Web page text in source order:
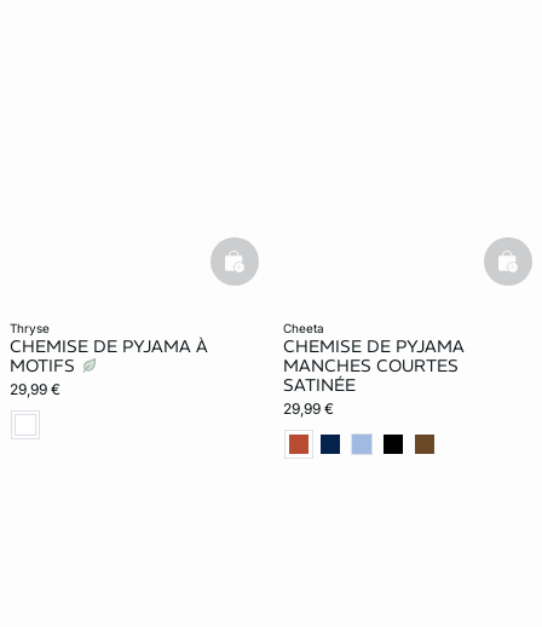
thryse
CHEMISE DE PYJAMA À
MOTIFS
29,99 €
basketfull
cheeta
CHEMISE DE PYJAMA
MANCHES COURTES
SATINÉE
29,99 €